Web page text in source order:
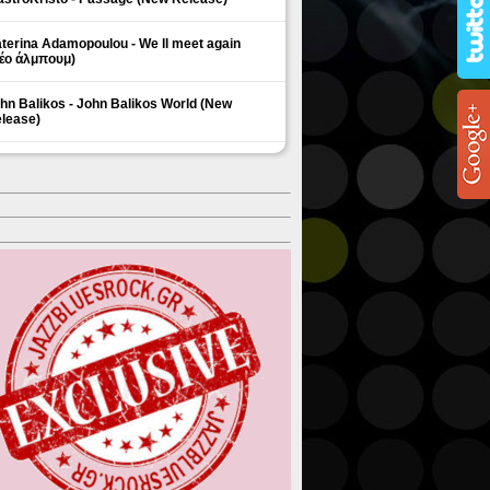
Adamopoulou - We ll meet again
άλμπουμ)
Balikos - John Balikos World (New